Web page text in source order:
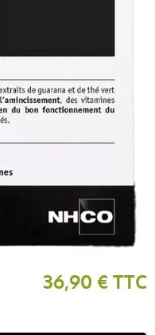
36,90 € TTC